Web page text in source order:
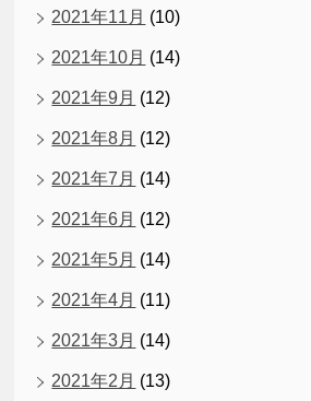
2021年11月 (10)
2021年10月 (14)
2021年9月 (12)
2021年8月 (12)
2021年7月 (14)
2021年6月 (12)
2021年5月 (14)
2021年4月 (11)
2021年3月 (14)
2021年2月 (13)